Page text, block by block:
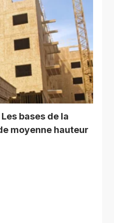
bases de la
moyenne hauteur